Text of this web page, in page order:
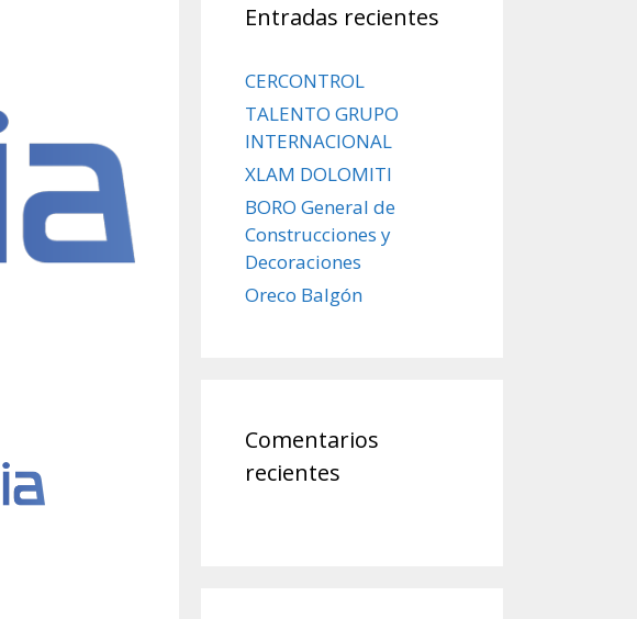
Entradas recientes
CERCONTROL
TALENTO GRUPO
INTERNACIONAL
XLAM DOLOMITI
BORO General de
Construcciones y
Decoraciones
Oreco Balgón
Comentarios
recientes